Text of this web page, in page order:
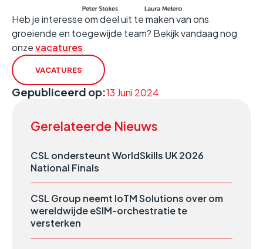
Heb je interesse om deel uit te maken van ons
groeiende en toegewijde team? Bekijk vandaag nog
onzevacatures.
VACATURES
Gepubliceerd op:13 Juni 2024
Gerelateerde Nieuws
CSL ondersteunt WorldSkills UK 2026
National Finals
CSL Group neemt IoTM Solutions over om
wereldwijde eSIM-orchestratie te
versterken